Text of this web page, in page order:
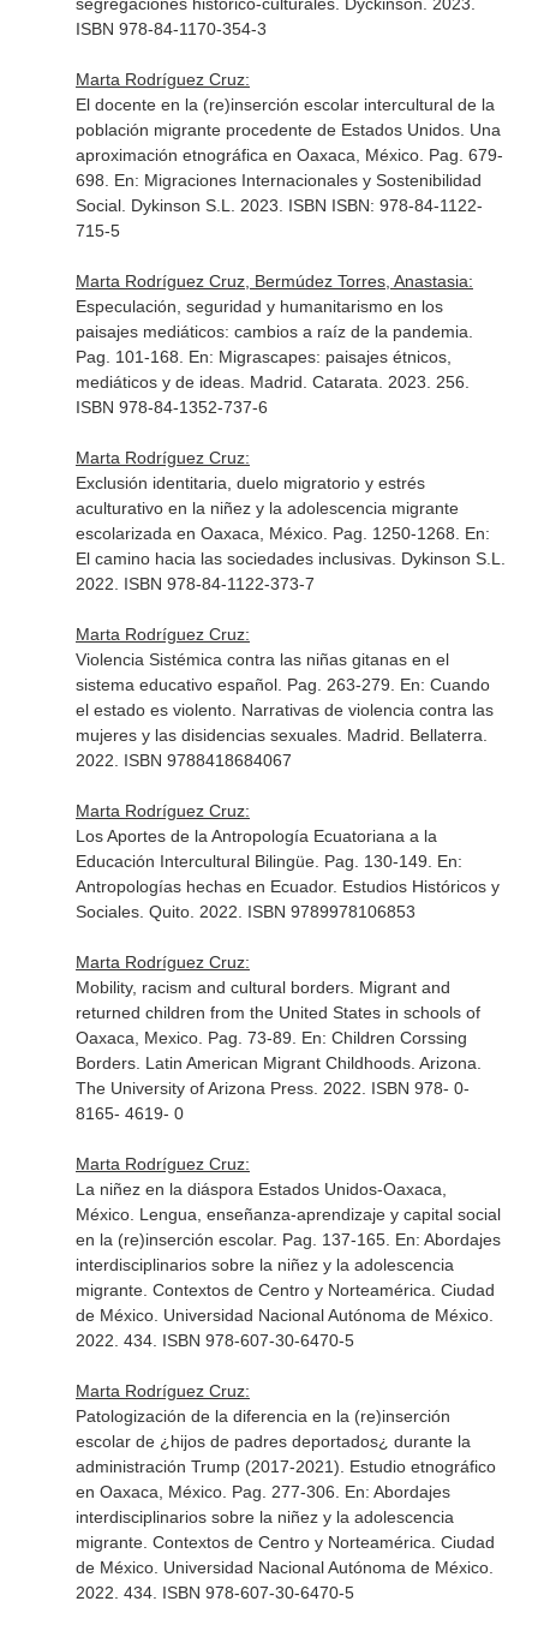
ISBN 978-84-1170-354-3
Marta Rodríguez Cruz:
El docente en la (re)inserción escolar intercultural de la
población migrante procedente de Estados Unidos. Una
aproximación etnográfica en Oaxaca, México. Pag. 679-
698. En: Migraciones Internacionales y Sostenibilidad
Social. Dykinson S.L. 2023. ISBN ISBN: 978-84-1122-
715-5
Marta Rodríguez Cruz, Bermúdez Torres, Anastasia:
Especulación, seguridad y humanitarismo en los
paisajes mediáticos: cambios a raíz de la pandemia.
Pag. 101-168. En: Migrascapes: paisajes étnicos,
mediáticos y de ideas. Madrid. Catarata. 2023. 256.
ISBN 978-84-1352-737-6
Marta Rodríguez Cruz:
Exclusión identitaria, duelo migratorio y estrés
aculturativo en la niñez y la adolescencia migrante
escolarizada en Oaxaca, México. Pag. 1250-1268. En:
El camino hacia las sociedades inclusivas. Dykinson S.L.
2022. ISBN 978-84-1122-373-7
Marta Rodríguez Cruz:
Violencia Sistémica contra las niñas gitanas en el
sistema educativo español. Pag. 263-279. En: Cuando
el estado es violento. Narrativas de violencia contra las
mujeres y las disidencias sexuales. Madrid. Bellaterra.
2022. ISBN 9788418684067
Marta Rodríguez Cruz:
Los Aportes de la Antropología Ecuatoriana a la
Educación Intercultural Bilingüe. Pag. 130-149. En:
Antropologías hechas en Ecuador. Estudios Históricos y
Sociales. Quito. 2022. ISBN 9789978106853
Marta Rodríguez Cruz:
Mobility, racism and cultural borders. Migrant and
returned children from the United States in schools of
Oaxaca, Mexico. Pag. 73-89. En: Children Corssing
Borders. Latin American Migrant Childhoods. Arizona.
The University of Arizona Press. 2022. ISBN 978- 0-
8165- 4619- 0
Marta Rodríguez Cruz:
La niñez en la diáspora Estados Unidos-Oaxaca,
México. Lengua, enseñanza-aprendizaje y capital social
en la (re)inserción escolar. Pag. 137-165. En: Abordajes
interdisciplinarios sobre la niñez y la adolescencia
migrante. Contextos de Centro y Norteamérica . Ciudad
de México. Universidad Nacional Autónoma de México.
2022. 434. ISBN 978-607-30-6470-5
Marta Rodríguez Cruz:
Patologización de la diferencia en la (re)inserción
escolar de ¿hijos de padres deportados¿ durante la
administración Trump (2017-2021). Estudio etnográfico
en Oaxaca, México. Pag. 277-306. En: Abordajes
interdisciplinarios sobre la niñez y la adolescencia
migrante. Contextos de Centro y Norteamérica . Ciudad
de México. Universidad Nacional Autónoma de México.
2022. 434. ISBN 978-607-30-6470-5